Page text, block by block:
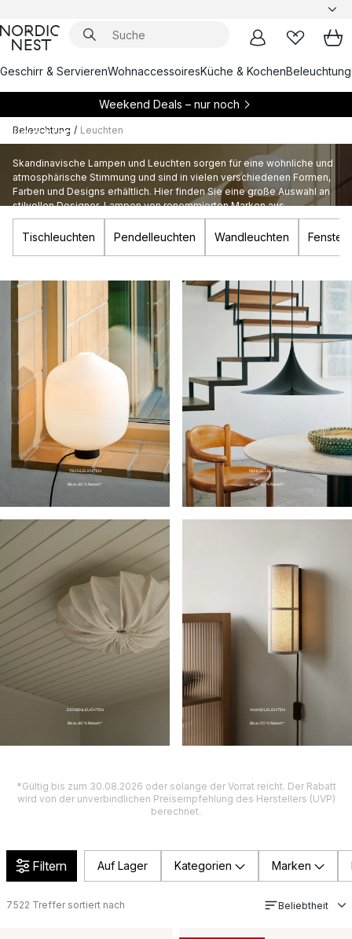
Geschirr & ServierenWohnaccessoiresKüche & KochenBeleuchtung
Weekend Deals – nur noch
Beleuchtung / Leuchten
Leuchten
Skandinavische Lampen und Leuchten sorgen für eine wohnliche und
atmosphärische Stimmung und sind in vielen verschiedenen Formen,
Farben und Designs erhältlich. Hier finden Sie eine große Auswahl an
stilvollen Designer-Lampen von renommierten Marken aus
Skandinavien.
Tischleuchten Pendelleuchten Wandleuchten
TISCHLEUCHTEN
Bis zu 40 % Rabatt*
PENDELLEUCHTEN
Bis zu 40 % Rabatt*
DECKENLEUCHTEN
Bis zu 40 % Rabatt*
WANDLEUCHTEN
Bis zu 50 % Rabatt*
*Gültig bis zum 30.08.2026 oder solange der Vorrat reicht. Der Rabatt
wird von der unverbindlichen Preisempfehlung des Herstellers (UVP)
berechnet.
Filtern Auf Lager Kategorien Marken
7522 Treffer sortiert nach Beliebtheit